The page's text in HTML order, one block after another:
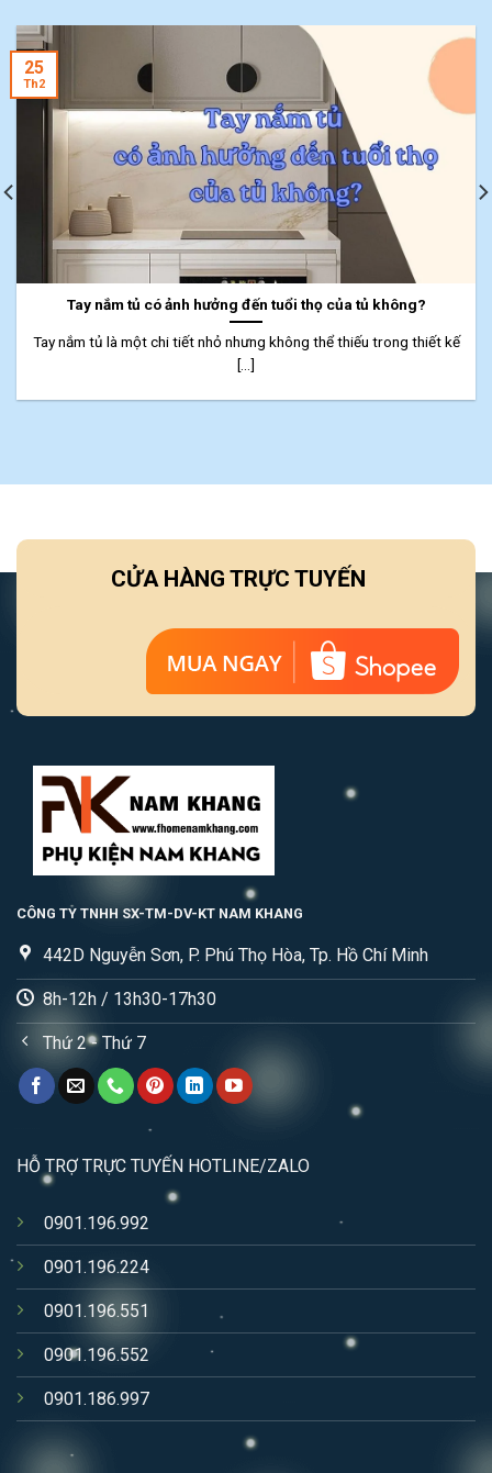
Tay nắm tủ có ảnh hưởng đến tuổi thọ của tủ không?
Tay nắm tủ là một chi tiết nhỏ nhưng không thể thiếu trong thiết kế
[...]
25
Th2
CỬA HÀNG TRỰC TUYẾN
CÔNG TY TNHH SX-TM-DV-KT NAM KHANG
442D Nguyễn Sơn, P. Phú Thọ Hòa, Tp. Hồ Chí Minh
8h-12h / 13h30-17h30
Thứ 2 - Thứ 7
HỖ TRỢ TRỰC TUYẾN HOTLINE/ZALO
0901.196.992
0901.196.224
0901.196.551
0901.196.552
0901.186.997